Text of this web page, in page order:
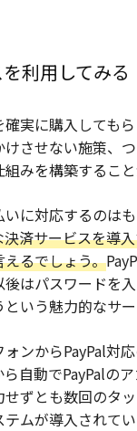
利用してみる
実に購入しても
させない施策、
みを構築すること
に対応するのはも
済サービスを導
るでしょう。
後はパスワードを
いう魅力的なサー
ンからPayPal対
自動でPayPalの
ずとも数回のタ
ムが導入されてい